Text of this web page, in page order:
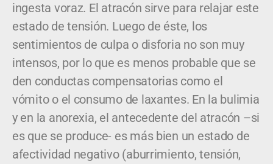
ingesta voraz. El atracón sirve para relajar este
estado de tensión. Luego de éste, los
sentimientos de culpa o disforia no son muy
intensos, por lo que es menos probable que se
den conductas compensatorias como el
vómito o el consumo de laxantes. En la bulimia
y en la anorexia, el antecedente del atracón –si
es que se produce- es más bien un estado de
afectividad negativo (aburrimiento, tensión,